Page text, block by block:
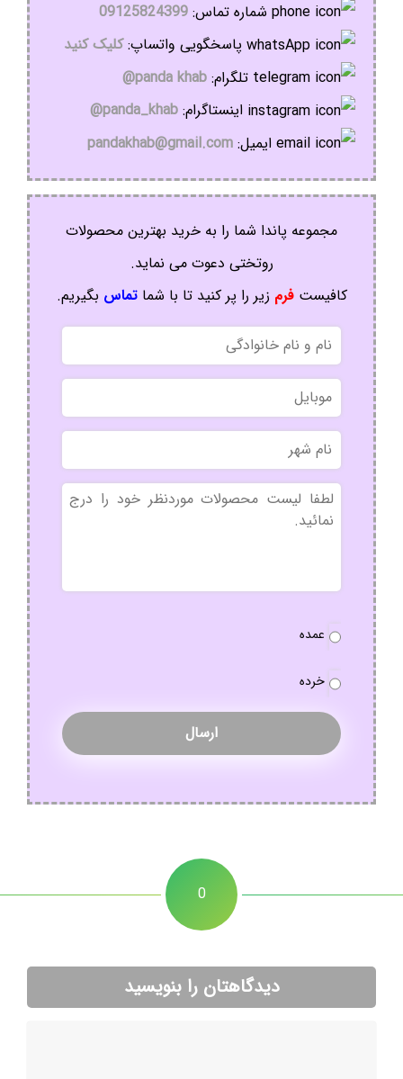
شماره تماس: 09125824399
پاسخگویی واتساپ:کلیک کنید
تلگرام: panda khab@
اینستاگرام: panda_khab@
ایمیل: pandakhab@gmail.com
مجموعه پاندا شما را به خرید بهترین محصولات
روتختی دعوت می نماید.
کافیستفرم زیر را پر کنید تا با شماتماس بگیریم.
نام
و
نام
خانوادگی
موبایل
نام
شهر
بدون
عنوان
نوع
عمده
خرده
0
دیدگاهتان را بنویسید